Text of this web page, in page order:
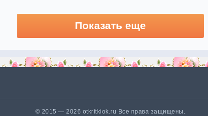
Показать еще
© 2015 — 2026 otkritkiok.ru Все права защищены.